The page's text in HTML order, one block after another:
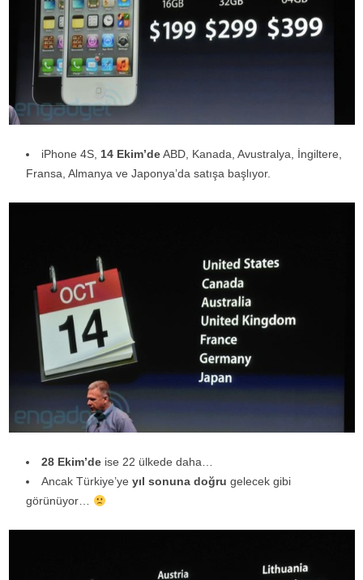
iPhone 4S, 14 Ekim’deABD, Kanada, Avustralya, İngiltere,
Fransa, Almanya ve Japonya’da satışa başlıyor.
28 Ekim’de ise 22 ülkede daha…
Ancak Türkiye’ye yıl sonuna doğru gelecek gibi
görünüyor…